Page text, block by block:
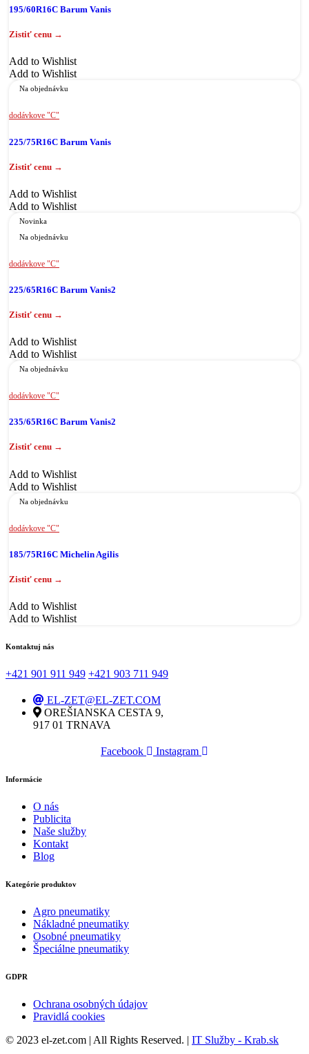
195/60R16C Barum Vanis
Add to Wishlist
Add to Wishlist
Na objednávku
dodávkove "C"
225/75R16C Barum Vanis
Add to Wishlist
Add to Wishlist
Novinka
Na objednávku
dodávkove "C"
225/65R16C Barum Vanis2
Add to Wishlist
Add to Wishlist
Na objednávku
dodávkove "C"
235/65R16C Barum Vanis2
Add to Wishlist
Add to Wishlist
Na objednávku
dodávkove "C"
185/75R16C Michelin Agilis
Add to Wishlist
Add to Wishlist
Kontaktuj nás
+421 901 911 949 +421 903 711 949
EL-ZET@EL-ZET.COM
OREŠIANSKA CESTA 9,
917 01 TRNAVA
Facebook Instagram
Informácie
O nás
Publicita
Naše služby
Kontakt
Blog
Kategórie produktov
Agro pneumatiky
Nákladné pneumatiky
Osobné pneumatiky
Špeciálne pneumatiky
GDPR
Ochrana osobných údajov
Pravidlá cookies
© 2023 el-zet.com | All Rights Reserved. | IT Služby - Krab.sk